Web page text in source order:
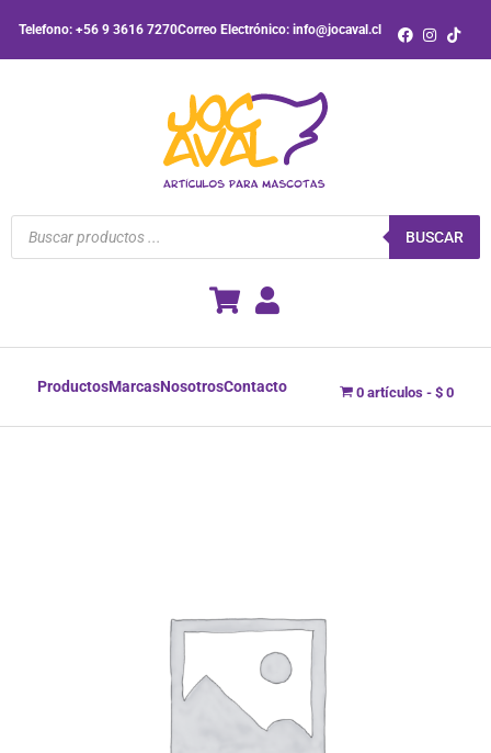
contenido
Telefono: +56 9 3616 7270Correo Electrónico: info@jocaval.cl
Búsqueda
productos
BUSCAR
ProductosMarcasNosotrosContacto 0 artículos $ 0